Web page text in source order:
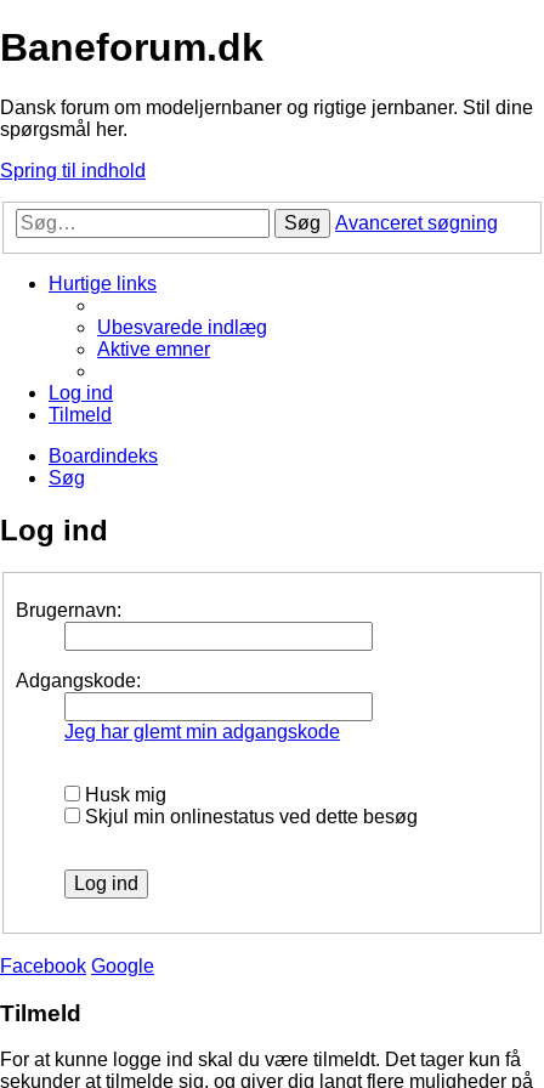
Baneforum.dk
Dansk forum om modeljernbaner og rigtige jernbaner. Stil dine
spørgsmål her.
Spring til indhold
Søg Avanceret søgning
Hurtige links
Ubesvarede indlæg
Aktive emner
Log ind
Tilmeld
Boardindeks
Søg
Log ind
Brugernavn:
Adgangskode:
Jeg har glemt min adgangskode
Husk mig
Skjul min onlinestatus ved dette besøg
Facebook Google
Tilmeld
For at kunne logge ind skal du være tilmeldt. Det tager kun få
sekunder at tilmelde sig, og giver dig langt flere muligheder på